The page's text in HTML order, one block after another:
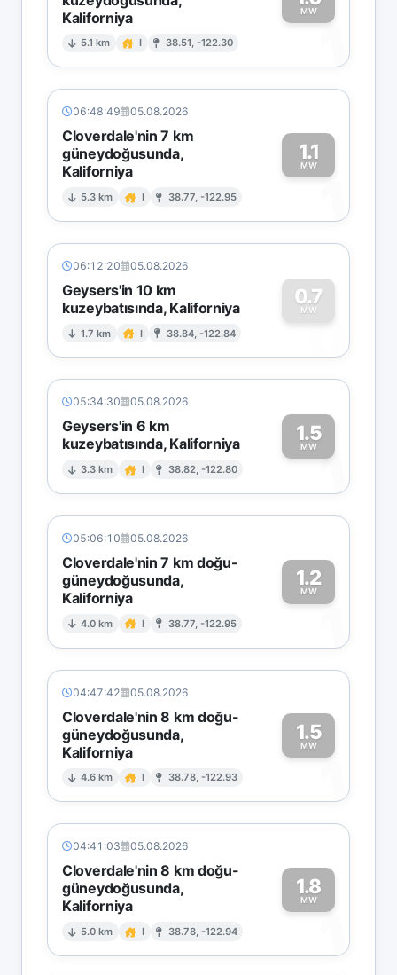
Kaliforniya
5.1 km I 38.51, -122.30
MW
1
06:48:49 05.08.2026
Cloverdale'nin 7 km
güneydoğusunda,
Kaliforniya
5.3 km I 38.77, -122.95
1.1
MW
1
06:12:20 05.08.2026
Geysers'in 10 km
kuzeybatısında, Kaliforniya
1.7 km I 38.84, -122.84
0.7
MW
0
05:34:30 05.08.2026
Geysers'in 6 km
kuzeybatısında, Kaliforniya
3.3 km I 38.82, -122.80
1.5
MW1
05:06:10 05.08.2026
Cloverdale'nin 7 km doğu-
güneydoğusunda,
Kaliforniya
4.0 km I 38.77, -122.95
1.2
MW
1
04:47:42 05.08.2026
Cloverdale'nin 8 km doğu-
güneydoğusunda,
Kaliforniya
4.6 km I 38.78, -122.93
1.5
MW
1
04:41:03 05.08.2026
Cloverdale'nin 8 km doğu-
güneydoğusunda,
Kaliforniya
5.0 km I 38.78, -122.94
1.8
MW
1